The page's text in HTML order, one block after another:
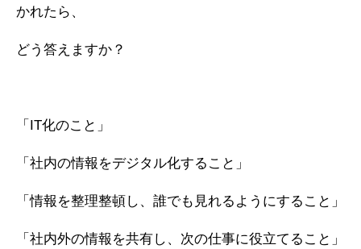
かれたら、
どう答えますか？
「IT化のこと」
「社内の情報をデジタル化すること」
「情報を整理整頓し、誰でも見れるようにすること」
「社内外の情報を共有し、次の仕事に役立てること」